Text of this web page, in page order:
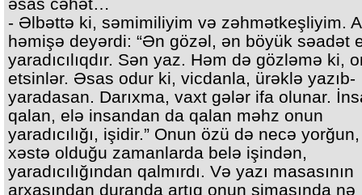
- Əlbəttə ki, səmimiliyim və zəhmətkeşliyim.
həmişə deyərdi: “Ən gözəl, ən böyük səadət
yaradıcılıqdır. Sən yaz. Həm də gözləmə ki,
etsinlər. Əsas odur ki, vicdanla, ürəklə yazıb-
yaradasan. Darıxma, vaxt gələr ifa olunar.
qalan, elə insandan da qalan məhz onun
yaradıcılığı, işidir.” Onun özü də necə
xəstə olduğu zamanlarda belə işindən,
yaradıcılığından qalmırdı. Və yazı masasının
arxasından duranda artıq onun simasında nə